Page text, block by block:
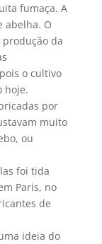
fumaça. A
abelha. O
da
o cultivo
hoje.
por
muito
ou
foi tida
Paris, no
de
ideia do